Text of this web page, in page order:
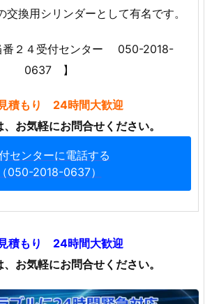
交換用シリンダーとして有名です。
番２４受付センター 050-2018-
0637 】
積もり 24時間大歓迎
お気軽にお問合せください。
センターに電話する
（050-2018-0637）
積もり 24時間大歓迎
お気軽にお問合せください。